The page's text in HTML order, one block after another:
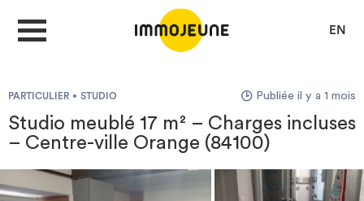
EN
PARTICULIER STUDIO Publiée il y a 1 mois
Studio meublé 17 m² – Charges incluses
– Centre-ville Orange (84100)